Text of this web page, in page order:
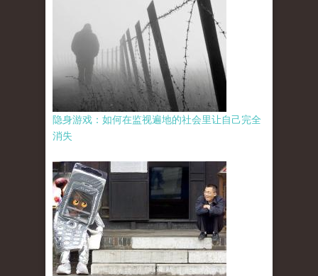
隐身游戏：如何在监视遍地的社会里让自己完全
消失